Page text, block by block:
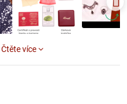
Čtěte více